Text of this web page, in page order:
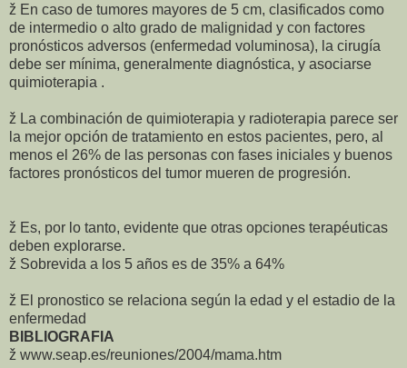
ž En caso de tumores mayores de 5 cm, clasificados como
de intermedio o alto grado de malignidad y con factores
pronósticos adversos (enfermedad voluminosa), la cirugía
debe ser mínima, generalmente diagnóstica, y asociarse
quimioterapia .
ž La combinación de quimioterapia y radioterapia parece ser
la mejor opción de tratamiento en estos pacientes, pero, al
menos el 26% de las personas con fases iniciales y buenos
factores pronósticos del tumor mueren de progresión.
ž Es, por lo tanto, evidente que otras opciones terapéuticas
deben explorarse.
ž Sobrevida a los 5 años es de 35% a 64%
ž El pronostico se relaciona según la edad y el estadio de la
enfermedad
BIBLIOGRAFIA
ž www.seap.es/reuniones/2004/mama.htm